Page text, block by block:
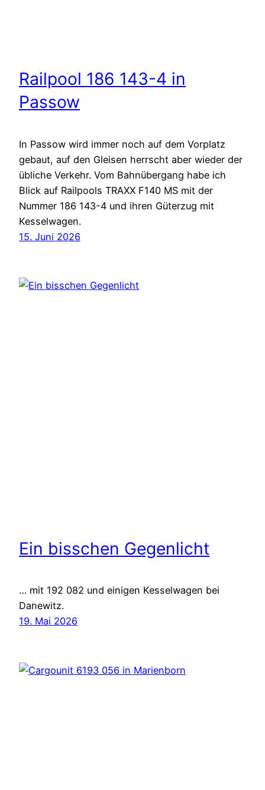
Railpool 186 143-4 in
Passow
In Passow wird immer noch auf dem Vorplatz
gebaut, auf den Gleisen herrscht aber wieder der
übliche Verkehr. Vom Bahnübergang habe ich
Blick auf Railpools TRAXX F140 MS mit der
Nummer 186 143-4 und ihren Güterzug mit
Kesselwagen.
15. Juni 2026
Ein bisschen Gegenlicht
… mit 192 082 und einigen Kesselwagen bei
Danewitz.
19. Mai 2026